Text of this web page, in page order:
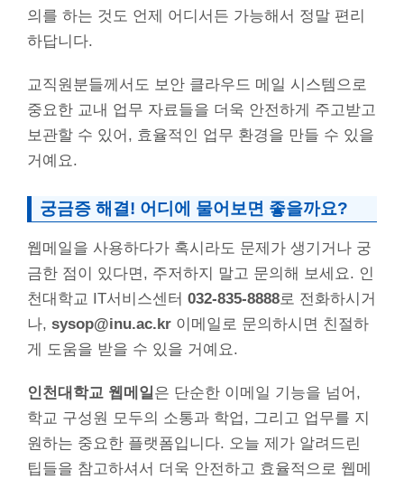
의를 하는 것도 언제 어디서든 가능해서 정말 편리
하답니다.
교직원분들께서도 보안 클라우드 메일 시스템으로
중요한 교내 업무 자료들을 더욱 안전하게 주고받고
보관할 수 있어, 효율적인 업무 환경을 만들 수 있을
거예요.
궁금증 해결! 어디에 물어보면 좋을까요?
웹메일을 사용하다가 혹시라도 문제가 생기거나 궁
금한 점이 있다면, 주저하지 말고 문의해 보세요. 인
천대학교 IT서비스센터 032-835-8888로 전화하시거
나, sysop@inu.ac.kr 이메일로 문의하시면 친절하
게 도움을 받을 수 있을 거예요.
인천대학교 웹메일은 단순한 이메일 기능을 넘어,
학교 구성원 모두의 소통과 학업, 그리고 업무를 지
원하는 중요한 플랫폼입니다. 오늘 제가 알려드린
팁들을 참고하셔서 더욱 안전하고 효율적으로 웹메